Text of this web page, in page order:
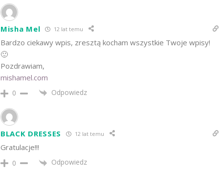
Misha Mel 12 lat temu
Bardzo ciekawy wpis, zresztą kocham wszystkie Twoje wpisy!
🙂
Pozdrawiam,
mishamel.com
0 Odpowiedz
BLACK DRESSES 12 lat temu
Gratulacje!!!
0 Odpowiedz